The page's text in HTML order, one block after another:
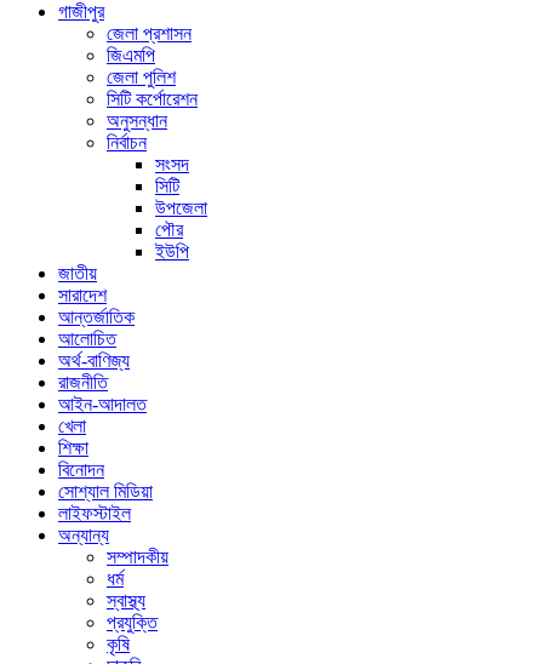
গাজীপুর
জেলা প্রশাসন
জিএমপি
জেলা পুলিশ
সিটি কর্পোরেশন
অনুসন্ধান
নির্বাচন
সংসদ
সিটি
উপজেলা
পৌর
ইউপি
জাতীয়
সারাদেশ
আন্তর্জাতিক
আলোচিত
অর্থ-বাণিজ্য
রাজনীতি
আইন-আদালত
খেলা
শিক্ষা
বিনোদন
সোশ্যাল মিডিয়া
লাইফস্টাইল
অন্যান্য
সম্পাদকীয়
ধর্ম
স্বাস্থ্য
প্রযুক্তি
কৃষি